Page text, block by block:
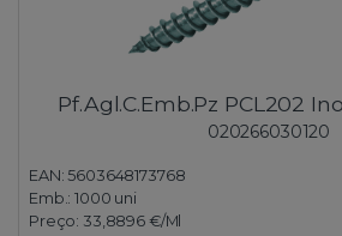
Pf.Agl.C.Emb.Pz PCL202
020266030120
EAN: 5603648173768
Emb.:1000 uni
Preço: 33,8896 €/Ml